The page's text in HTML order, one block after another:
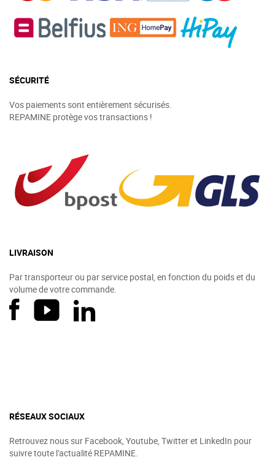
SÉCURITÉ
Vos paiements sont entièrement sécurisés.
REPAMINE protège vos transactions !
LIVRAISON
Par transporteur ou par service postal, en fonction du poids et du
volume de votre commande.
RÉSEAUX SOCIAUX
Retrouvez nous sur Facebook, Youtube, Twitter et LinkedIn pour
suivre toute l'actualité REPAMINE.